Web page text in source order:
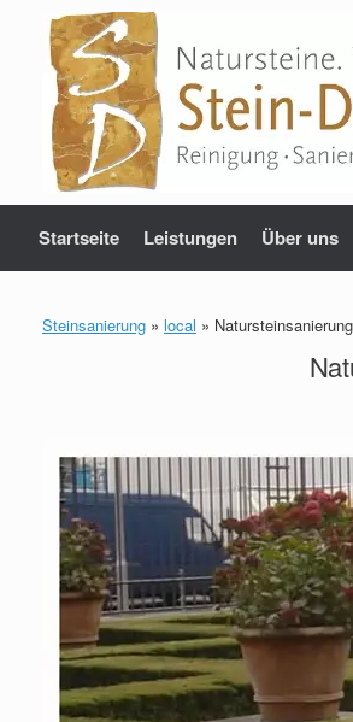
springen
Startseite Leistungen Über uns
Steinsanierung » local »